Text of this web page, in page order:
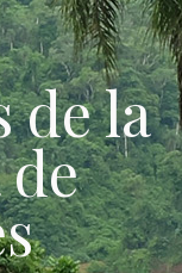
de la